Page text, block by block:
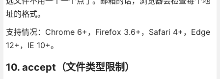
址的格式。
支持情况：Chrome 6+，Firefox 3.6+，Safari 4+，Edge
12+，IE 10+。
10. accept（文件类型限制）